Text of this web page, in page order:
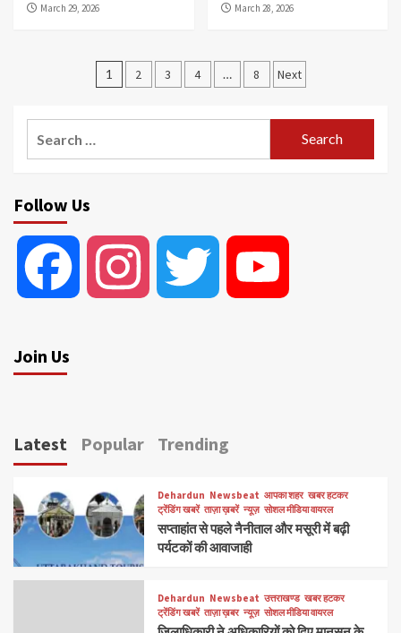
March 29, 2026
March 28, 2026
Posts
1 2 3 4 … 8 Next
Follow Us
Facebook Instagram Twitter
Join Us
Latest Popular Trending
Dehardun Newsbeat आपका शहर खबर हटकर
ट्रेंडिंग खबरें ताज़ा ख़बरें न्यूज़ सोशल मीडिया वायरल
सप्ताहांत से पहले नैनीताल और मसूरी में बढ़ी
पर्यटकों की आवाजाही
Dehardun Newsbeat उत्तराखण्ड खबर हटकर
ट्रेंडिंग खबरें ताज़ा ख़बर न्यूज़ सोशल मीडिया वायरल